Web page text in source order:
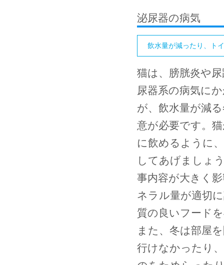
泌尿器の病気
飲水量が減ったり、ト
猫は、膀胱炎や
尿器系の病気に
が、飲水量が減
意が必要です。
に飲めるように
してあげましょ
事内容が大きく
ネラル量が適切
質の良いフード
また、冬は部屋
行けなかったり